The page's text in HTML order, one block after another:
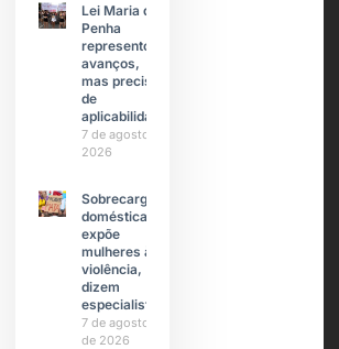
Lei Maria da
Penha
representou
avanços,
mas precisa
de
aplicabilidade
7 de agosto de
2026
Sobrecarga
doméstica
expõe
mulheres à
violência,
dizem
especialistas
7 de agosto
de 2026